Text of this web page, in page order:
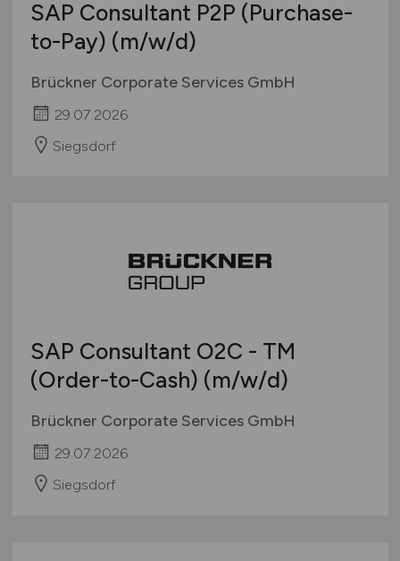
SAP Consultant P2P (Purchase-
to-Pay) (m/w/d)
Brückner Corporate Services GmbH
29.07.2026
Siegsdorf
SAP Consultant O2C - TM
(Order-to-Cash) (m/w/d)
Brückner Corporate Services GmbH
29.07.2026
Siegsdorf